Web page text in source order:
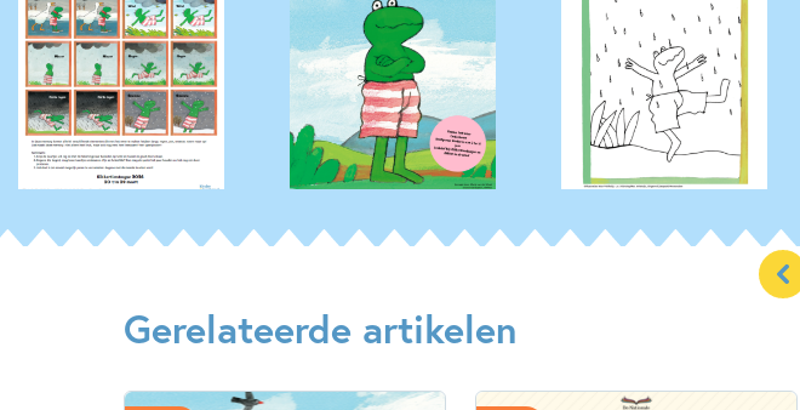
Gerelateerde artikelen